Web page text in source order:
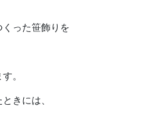
った笹飾りを
。
きには、